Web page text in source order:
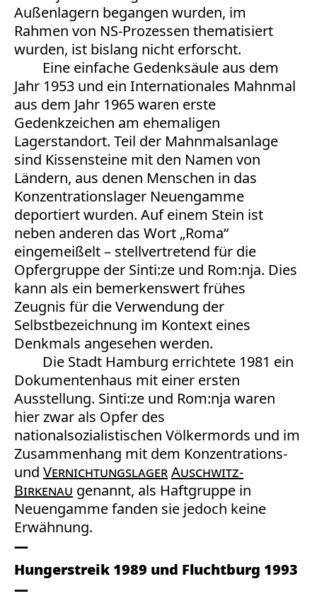
Außenlagern begangen wurden, im
Rahmen von NS-Prozessen thematisiert
wurden, ist bislang nicht erforscht.
Eine einfache Gedenksäule aus dem
Jahr 1953 und ein Internationales Mahnmal
aus dem Jahr 1965 waren erste
Gedenkzeichen am ehemaligen
Lagerstandort. Teil der Mahnmalsanlage
sind Kissensteine mit den Namen von
Ländern, aus denen Menschen in das
Konzentrationslager Neuengamme
deportiert wurden. Auf einem Stein ist
neben anderen das Wort „Roma“
eingemeißelt – stellvertretend für die
Opfergruppe der Sinti:ze und Rom:nja. Dies
kann als ein bemerkenswert frühes
Zeugnis für die Verwendung der
Selbstbezeichnung im Kontext eines
Denkmals angesehen werden.
Die Stadt Hamburg errichtete 1981 ein
Dokumentenhaus mit einer ersten
Ausstellung. Sinti:ze und Rom:nja waren
hier zwar als Opfer des
nationalsozialistischen Völkermords und im
Zusammenhang mit dem Konzentrations-
und VernichtungslagerAuschwitz-
Birkenau genannt, als Haftgruppe in
Neuengamme fanden sie jedoch keine
Erwähnung.
Hungerstreik 1989 und Fluchtburg 1993